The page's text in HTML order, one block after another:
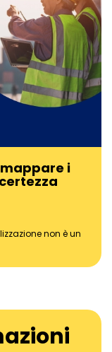
i
non è un